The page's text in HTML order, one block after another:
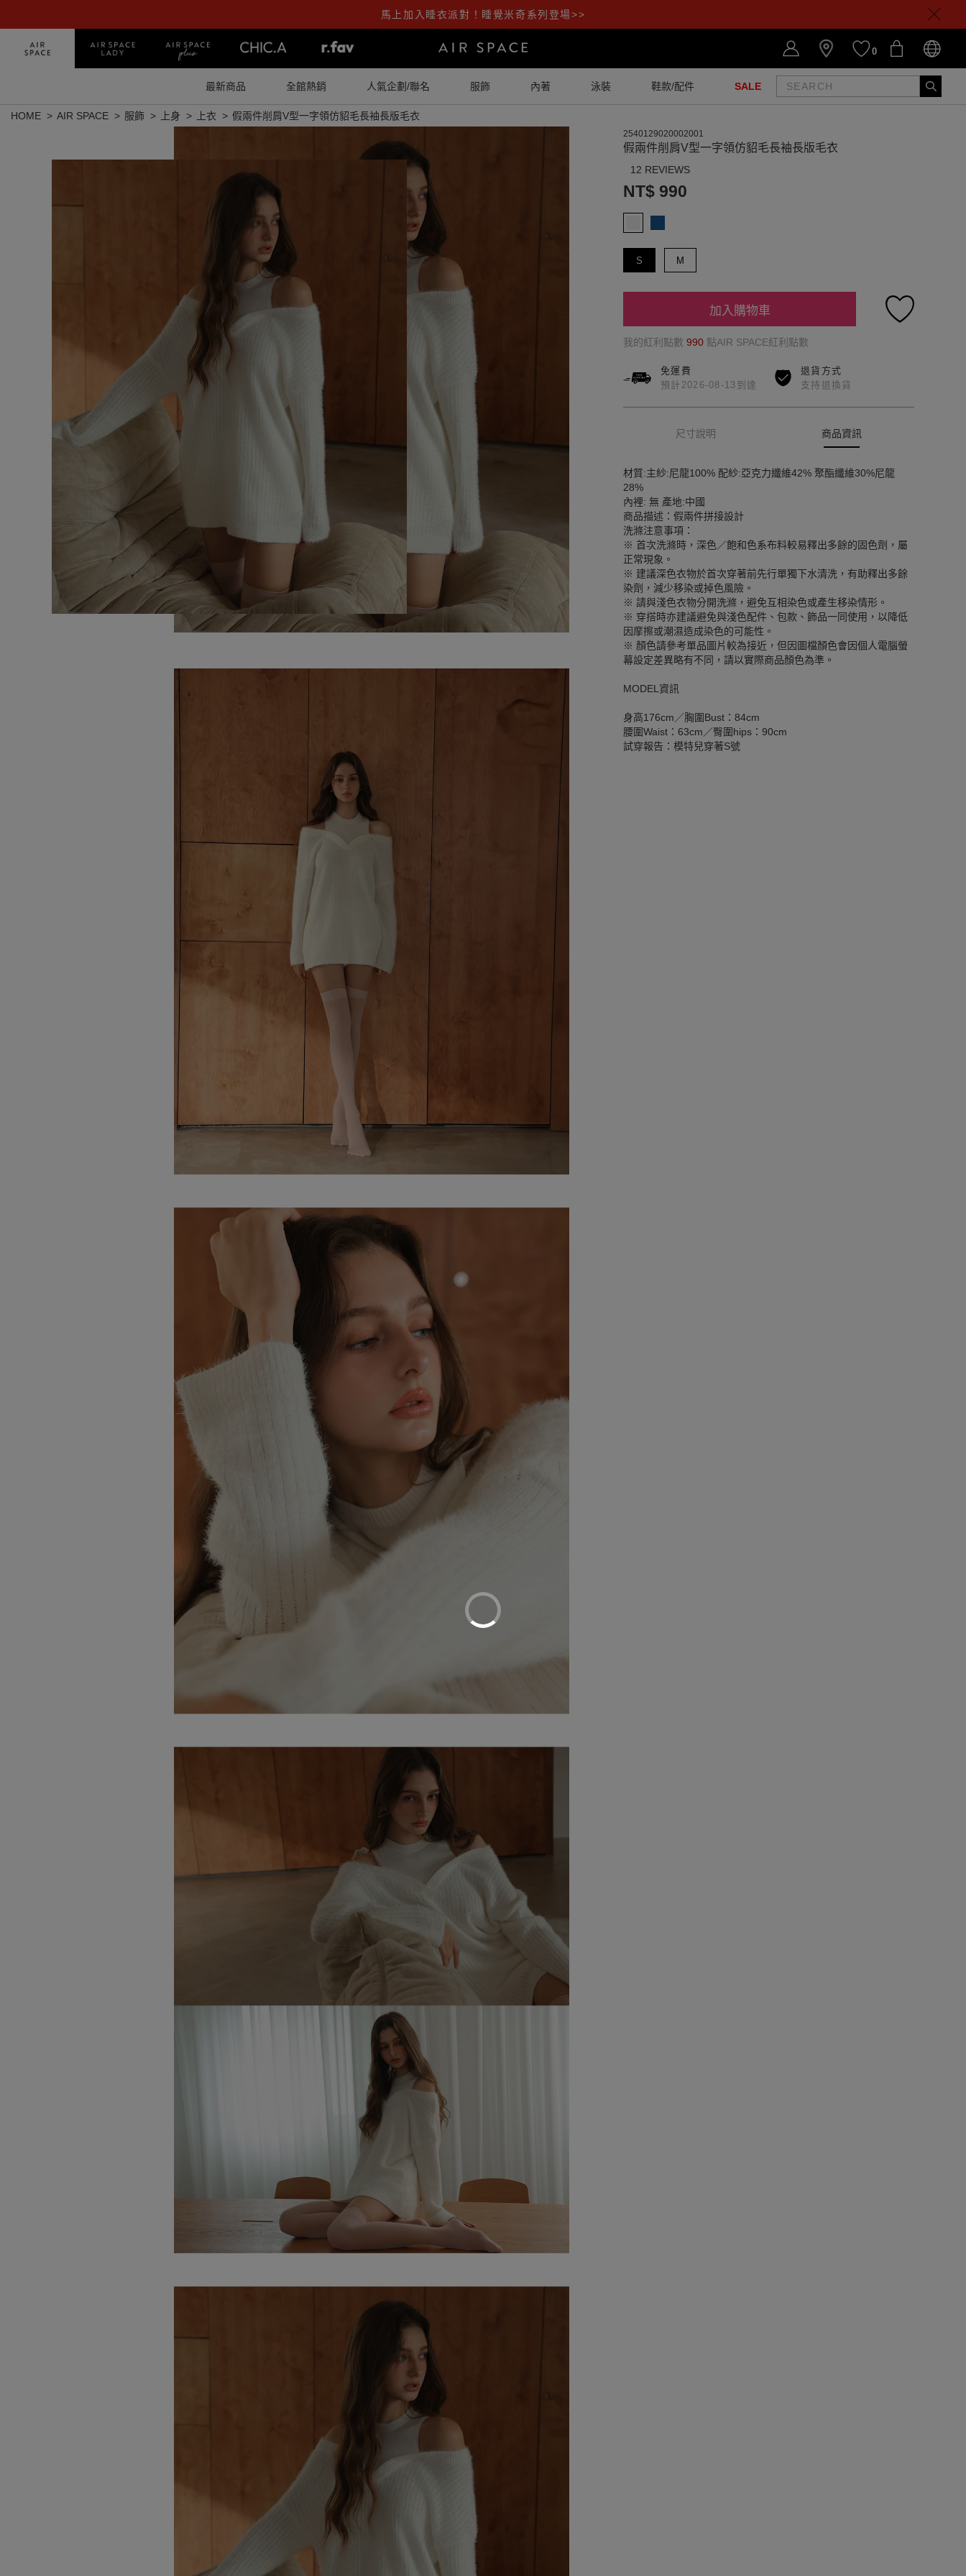
馬上加入睡衣派對！睡覺米奇系列登場>>
0
最新商品 全館熱銷 人氣企劃/聯名 服飾 內著 泳裝 鞋款/配件 SALE
HOME AIR SPACE 服飾 上身 上衣 假兩件削肩V型一字領仿貂毛長袖長版毛衣
2540129020002001
假兩件削肩V型一字領仿貂毛長袖長版毛衣
12 REVIEWS
NT$ 990
S M
加入購物車
我的紅利點數 990 點AIR SPACE紅利點數
免運費
預計2026-08-13到達
退貨方式
支持退換貨
尺寸說明 商品資訊
材質:主紗:尼龍100% 配紗:亞克力纖維42% 聚酯纖維30%尼龍
28%
內裡: 無 產地:中國
商品描述：假兩件拼接設計
洗滌注意事項：
※ 首次洗滌時，深色／飽和色系布料較易釋出多餘的固色劑，屬
正常現象。
※ 建議深色衣物於首次穿著前先行單獨下水清洗，有助釋出多餘
染劑，減少移染或掉色風險。
※ 請與淺色衣物分開洗滌，避免互相染色或產生移染情形。
※ 穿搭時亦建議避免與淺色配件、包款、飾品一同使用，以降低
因摩擦或潮濕造成染色的可能性。
※ 顏色請參考單品圖片較為接近，但因圖檔顏色會因個人電腦螢
幕設定差異略有不同，請以實際商品顏色為準。
MODEL資訊
身高176cm／胸圍Bust：84cm
腰圍Waist：63cm／臀圍hips：90cm
試穿報告：模特兒穿著S號